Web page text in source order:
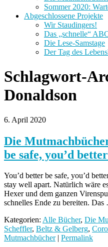
Sommer 2020:
Abgeschlossene Projekte
Wir Staudingers!
Das „schnelle“
Die Lese-Samstage
Der Tag des
Schlagwort-
Donaldson
6. April 2020
Die
be safe, you’d
You’d better be safe, you’d
stay well apart. Natürlich wäre
Hexer und dem ganzen
schnelles Ende zu bereiten.
Kategorien: Alle Bücher, Die
Scheffler, Beltz & Gelberg,
Mutmachbücher| Permalink